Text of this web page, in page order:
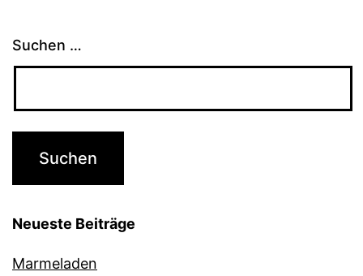
Suchen …
Neueste Beiträge
Marmeladen